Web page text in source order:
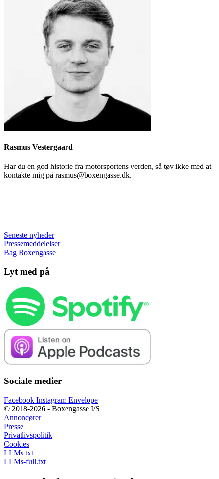
Rasmus Vestergaard
Har du en god historie fra motorsportens verden, så tøv ikke med at
kontakte mig på rasmus@boxengasse.dk.
Seneste nyheder
Pressemeddelelser
Bag Boxengasse
Lyt med på
Sociale medier
Facebook Instagram Envelope
© 2018-2026 - Boxengasse I/S
Annoncører
Presse
Privatlivspolitik
Cookies
LLMs.txt
LLMs-full.txt